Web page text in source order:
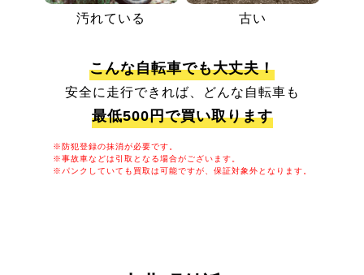
汚れている 古い
こんな自転車でも大丈夫！
安全に走行できれば、どんな自転車も
最低500円で買い取ります
※防犯登録の抹消が必要です。
※事故車などは引取となる場合がございます。
※パンクしていても買取は可能ですが、保証対象外となります。